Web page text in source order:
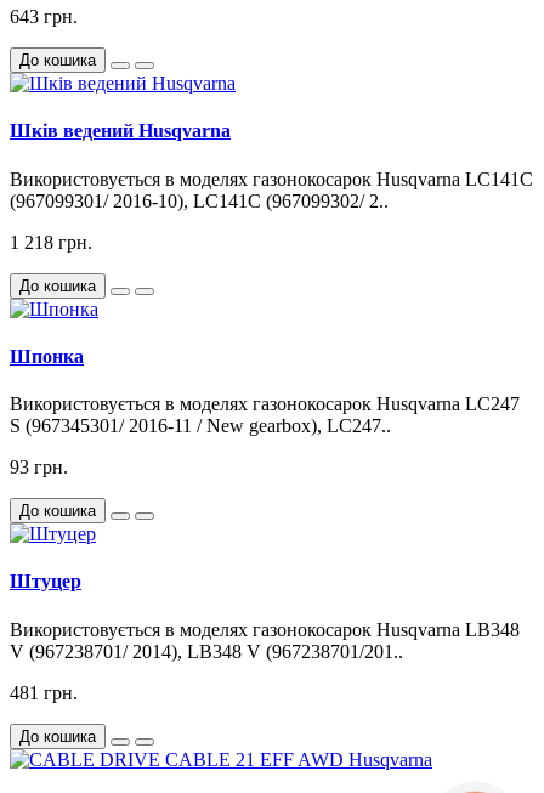
643 грн.
До кошика
Шків ведений Husqvarna
Використовується в моделях газонокосарок Husqvarna LC141C
(967099301/ 2016-10), LC141C (967099302/ 2..
1 218 грн.
До кошика
Шпонка
Використовується в моделях газонокосарок Husqvarna LC247
S (967345301/ 2016-11 / New gearbox), LC247..
93 грн.
До кошика
Штуцер
Використовується в моделях газонокосарок Husqvarna LB348
V (967238701/ 2014), LB348 V (967238701/201..
481 грн.
До кошика